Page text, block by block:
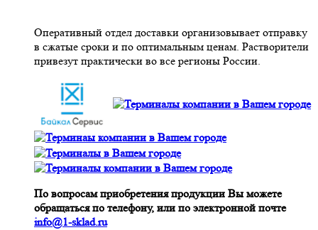
Оперативный отдел доставки организовывает отправку
в сжатые сроки и по оптимальным ценам. Растворители
привезут практически во все регионы России.
По вопросам приобретения продукции Вы можете
обращаться по телефону, или по электронной почте
info@1-sklad.ru